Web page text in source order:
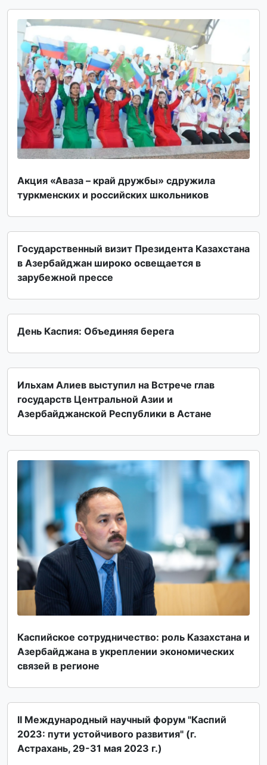
Акция «Аваза – край дружбы» сдружила
туркменских и российских школьников
Государственный визит Президента Казахстана
в Азербайджан широко освещается в
зарубежной прессе
День Каспия: Объединяя берега
Ильхам Алиев выступил на Встрече глав
государств Центральной Азии и
Азербайджанской Республики в Астане
Каспийское сотрудничество: роль Казахстана и
Азербайджана в укреплении экономических
связей в регионе
II Международный научный форум "Каспий
2023: пути устойчивого развития" (г.
Астрахань, 29-31 мая 2023 г.)